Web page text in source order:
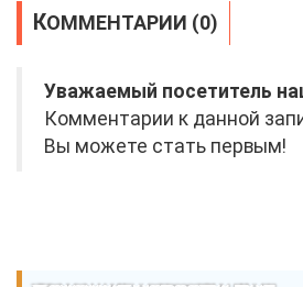
КОММЕНТАРИИ (0)
Уважаемый посетитель
Комментарии к данной
Вы можете стать первым!